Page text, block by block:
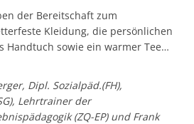
der Bereitschaft zum
Kleidung, die persönlichen
Handtuch sowie ein warmer Tee…
Dipl. Sozialpäd.(FH),
Lehrtrainer der
(ZQ-EP) und Frank